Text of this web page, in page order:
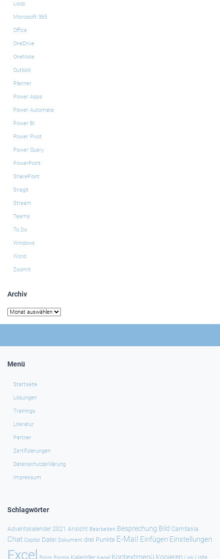
Loop
Microsoft 365
Office
OneDrive
OneNote
Outlook
Planner
Power Apps
Power Automate
Power BI
Power Pivot
Power Query
PowerPoint
SharePoint
Snagit
Stream
Teams
To Do
Windows
Word
ZoomIt
Archiv
Archiv
Menü
Startseite
Lösungen
Trainings
Literatur
Partner
Zertifizierungen
Datenschutzerklärung
Impressum
Schlagwörter
Adventskalender 2021 Ansicht Bearbeiten Besprechung Bild Camtasia
Chat Copilot Datei Dokument drei Punkte E-Mail Einfügen Einstellungen
Excel Form Forms Kalender Kanal Kontextmenü Kopieren Link Liste